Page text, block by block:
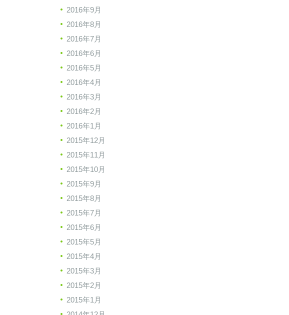
2016年9月
2016年8月
2016年7月
2016年6月
2016年5月
2016年4月
2016年3月
2016年2月
2016年1月
2015年12月
2015年11月
2015年10月
2015年9月
2015年8月
2015年7月
2015年6月
2015年5月
2015年4月
2015年3月
2015年2月
2015年1月